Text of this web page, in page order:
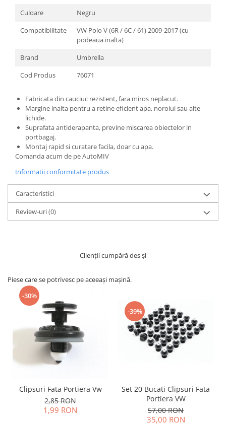
Culoare
Negru
Compatibilitate
VW Polo V (6R / 6C / 61) 2009-2017 (cu
podeaua inalta)
Brand
Umbrella
Cod Produs
76071
Fabricata din cauciuc rezistent, fara miros neplacut.
Margine inalta pentru a retine eficient apa, noroiul sau alte
lichide.
Suprafata antiderapanta, previne miscarea obiectelor in
portbagaj.
Montaj rapid si curatare facila, doar cu apa.
Comanda acum de pe AutoMIV
Informatii conformitate produs
Caracteristici
Review-uri(0)
Clienții cumpără des și
Piese care se potrivesc pe aceeași mașină.
-30%
Clipsuri Fata Portiera Vw
2,85 RON
1,99 RON
-39%
Set 20 Bucati Clipsuri Fata
Portiera VW
57,00 RON
35,00 RON